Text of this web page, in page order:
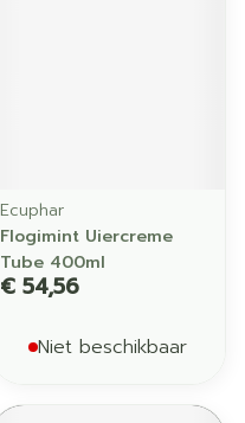
Ecuphar
Flogimint Uiercreme
Tube 400ml
€ 54,56
Niet beschikbaar